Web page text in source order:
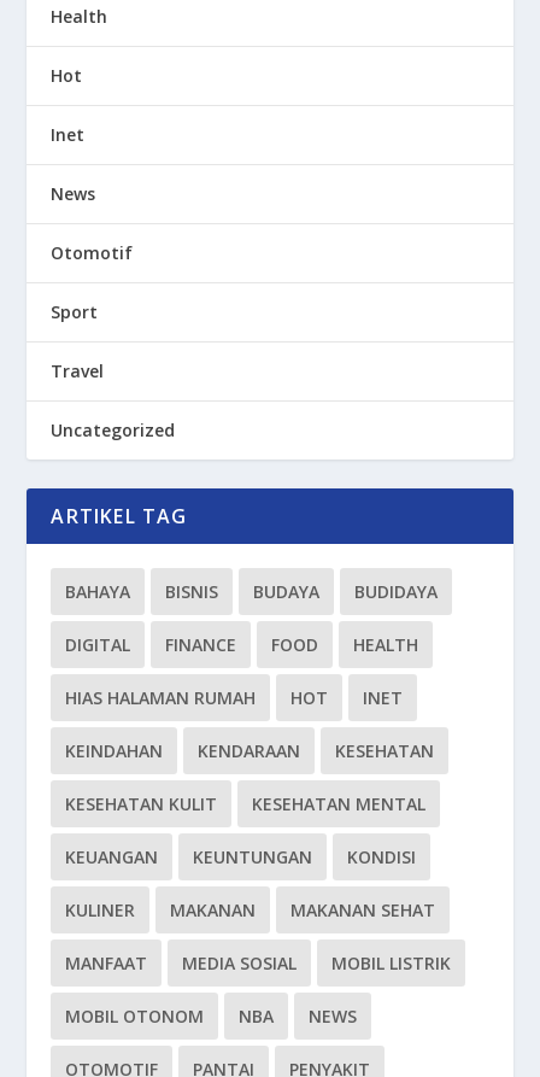
Health
Hot
Inet
News
Otomotif
Sport
Travel
Uncategorized
ARTIKEL TAG
BAHAYA BISNIS BUDAYA BUDIDAYA
DIGITAL FINANCE FOOD HEALTH
HIAS HALAMAN RUMAH HOT INET
KEINDAHAN KENDARAAN KESEHATAN
KESEHATAN KULIT KESEHATAN MENTAL
KEUANGAN KEUNTUNGAN KONDISI
KULINER MAKANAN MAKANAN SEHAT
MANFAAT MEDIA SOSIAL MOBIL LISTRIK
MOBIL OTONOM NBA NEWS
OTOMOTIF PANTAI PENYAKIT